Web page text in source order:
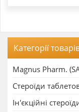
Категорії
Magnus Pharm.
Стероїди
Ін'єкційні